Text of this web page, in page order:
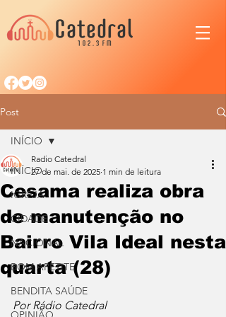
Post
INÍCIO
IGREJA
CIDADE
NACIONAL
BOM APETITE
BENDITA SAÚDE
INÍCIO
Cesama realiza obra
de manutenção no
Bairro Vila Ideal nesta
quarta (28)
Radio Catedral
27 de mai. de 2025 1 min de leitura
Por Rádio Catedral